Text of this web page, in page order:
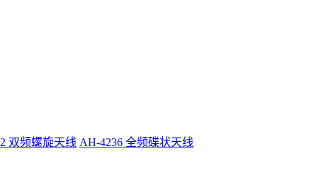
双频螺旋天线 AH-4236 全频碟状天线